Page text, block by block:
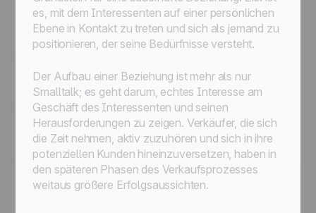
es, mit dem Interessenten auf einer persönlichen
Ebene in Kontakt zu treten und sich als jemand zu
positionieren, der seine Bedürfnisse versteht.
Der Aufbau einer Beziehung ist mehr als nur
Smalltalk; es geht darum, echtes Interesse am
Geschäft des Interessenten und seinen
Herausforderungen zu zeigen. Verkäufer, die sich
die Zeit nehmen, aktiv zuzuhören und sich in ihre
potenziellen Kunden hineinzuversetzen, haben in
den späteren Phasen des Verkaufsprozesses
weitaus größere Erfolgsaussichten.